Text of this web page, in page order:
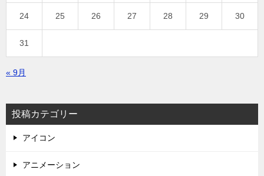
24 25 26 27 28 29 30
31
« 9月
投稿カテゴリー
アイコン
アニメーション